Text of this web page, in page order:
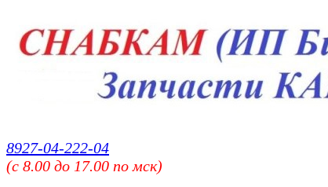
8927-04-222-04
(c 8.00 до 17.00 по мск)